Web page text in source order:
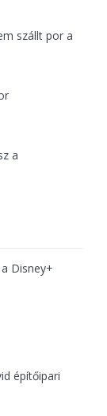
szállt por a
a
Disney+
építőipari